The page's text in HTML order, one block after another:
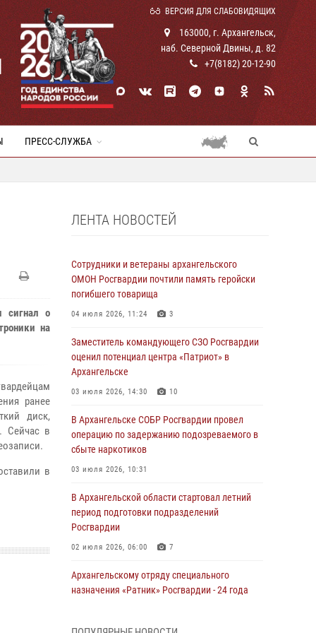
ВЕРСИЯ ДЛЯ СЛАБОВИДЯЩИХ
163000, г. Архангельск,
наб. Северной Двины, д. 82
+7(8182) 20-12-90
ПРЕСС-СЛУЖБА
сигнал о
на
ранее
диск,
Сейчас в
в
ЛЕНТА НОВОСТЕЙ
Сотрудники и ветераны архангельского
ОМОН Росгвардии почтили память геройски
погибшего товарища
04 июля 2026, 11:24 3
Заместитель командующего СЗО Росгвардии
оценил потенциал центра «Патриот» в
Архангельске
03 июля 2026, 14:30 10
В Архангельске СОБР Росгвардии провел
операцию по задержанию подозреваемого в
сбыте наркотиков
03 июля 2026, 10:31
В Архангельской области стартовал летний
период подготовки подразделений
Росгвардии
02 июля 2026, 06:00 7
Архангельскому отряду специального
назначения «Ратник» Росгвардии - 24 года